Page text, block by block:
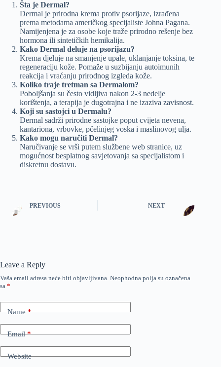
Šta je Dermal?
Dermal je prirodna krema protiv psorijaze, izrađena
prema metodama američkog specijaliste Johna Pagana.
Namijenjena je za osobe koje traže prirodno rešenje bez
hormona ili sintetičkih hemikalija.
Kako Dermal deluje na psorijazu?
Krema djeluje na smanjenje upale, uklanjanje toksina, te
regeneraciju kože. Pomaže u suzbijanju autoimunih
reakcija i vraćanju prirodnog izgleda kože.
Koliko traje tretman sa Dermalom?
Poboljšanja su često vidljiva nakon 2-3 nedelje
korištenja, a terapija je dugotrajna i ne izaziva zavisnost.
Koji su sastojci u Dermalu?
Dermal sadrži prirodne sastojke poput cvijeta nevena,
kantariona, vrbovke, pčelinjeg voska i maslinovog ulja.
Kako mogu naručiti Dermal?
Naručivanje se vrši putem službene web stranice, uz
mogućnost besplatnog savjetovanja sa specijalistom i
diskretnu dostavu.
PREVIOUS NEXT
Leave a Reply
Vaša email adresa neće biti objavljivana. Neophodna polja su označena
sa *
Name*
Email*
Website